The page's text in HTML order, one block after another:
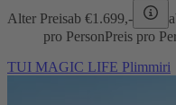
Alter Preisab €1.699,-
pro PersonPreis pro
TUI MAGIC LIFE Plimmiri